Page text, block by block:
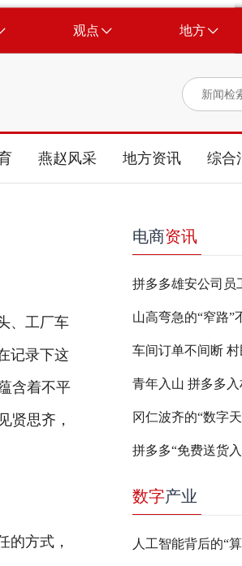
观点 地方
燕赵风采 地方资讯 综合
、工厂车
记录下这
含着不平
贤思齐，
的方式，
电商资讯
青年入山 拼多多入
数字产业
人工智能背后的“